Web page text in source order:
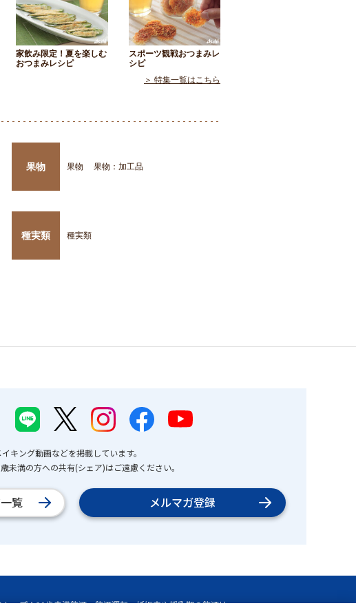
家飲み限定！夏を楽しむ
おつまみレシピ
スポーツ観戦おつまみレ
シピ
＞ 特集一覧はこちら
果物 果物 果物：加工品
種実類 種実類
キング動画などを掲載しています。
満の方への共有(シェア)はご遠慮ください。
覧 メルマガ登録